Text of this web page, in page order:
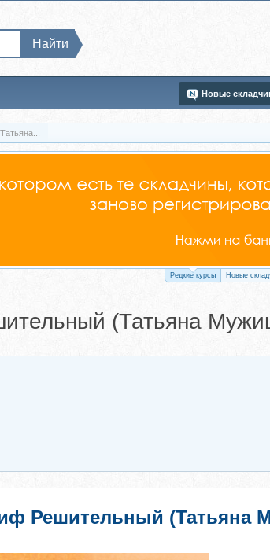
Новые
Найти
Редкие курсы Новые
(Татьяна
Решительный (Татьяна